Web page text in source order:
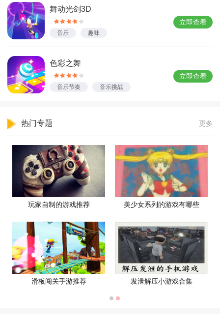
旅行游戏
舞动光剑3D
音乐 趣味
立即查看
色彩之舞
音乐节奏
音乐挑战
音乐游戏
立即查看
热门专题 更多
玩家自制的游戏推荐 美少女系列的游戏有哪些
滑板闯关手游推荐 发泄解压小游戏合集